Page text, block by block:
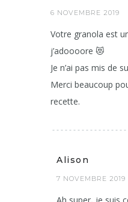
6 NOVEMBRE 2019
Votre granola est
j’adoooore 😻
Je n’ai pas mis de
Merci beaucoup
recette.
Alison
7 NOVEMBRE 2019